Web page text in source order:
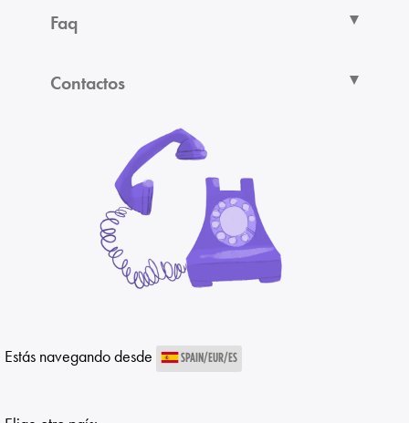
Faq
Contactos
Estás navegando desde SPAIN/EUR/ES